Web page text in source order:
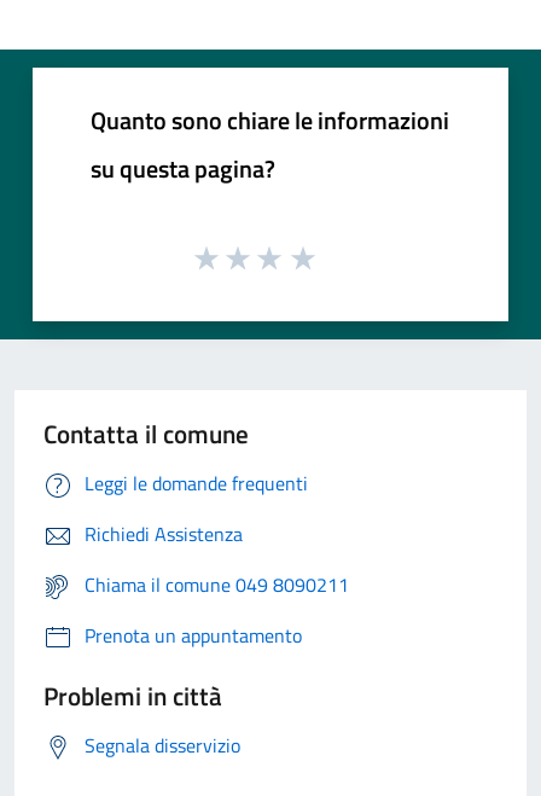
Quanto sono chiare le informazioni
su questa pagina?
Contatta il comune
Leggi le domande frequenti
Richiedi Assistenza
Chiama il comune 049 8090211
Prenota un appuntamento
Problemi in città
Segnala disservizio